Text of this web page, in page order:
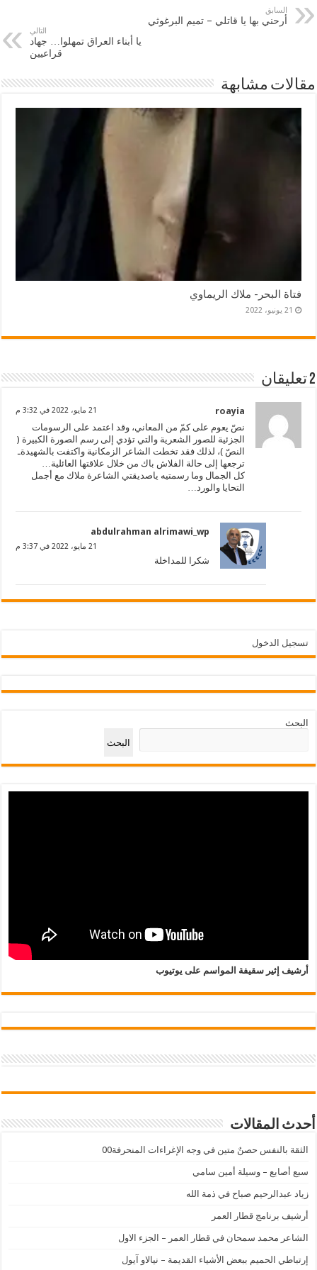
السابق
أرحني بها يا قاتلي – تميم البرغوثي
التالي
يا أبناء العراق تمهلوا… جهاد
قراعيين
مقالات مشابهة
فتاة البحر- ملاك الريماوي
21 يونيو، 2022
2 تعليقان
roayia 21 مايو، 2022 في 3:32 م
نصّ يعوم على كمّ من المعاني، وقد اعتمد على الرسومات
الجزئية للصور الشعرية والتي تؤدي إلى رسم الصورة الكبيرة (
النصّ )، لذلك فقد تخطت الشاعر الزمكانية واكتفت بالشهيدةـ
ترجعها إلى حالة الفلاش باك من خلال علاقتها العائلية…
كل الجمال وما رسمتيه ياصديقتي الشاعرة ملاك مع أجمل
التحايا والورد…
abdulrahman alrimawi_wp
21 مايو، 2022 في 3:37 م
شكرا للمداخلة
تسجيل الدخول
البحث
البحث
أرشيف إثير سقيفة المواسم على يوتيوب
أحدث المقالات
الثقة بالنفس حصنٌ متين في وجه الإغراءات المنحرفة00
سبع أصابع – وسيلة أمين سامي
زياد عبدالرحيم صباح في ذمة الله
أرشيف برنامج قطار العمر
الشاعر محمد سمحان في قطار العمر – الجزء الاول
إرتباطي الحميم ببعض الأشياء القديمة – نيالاو آيول